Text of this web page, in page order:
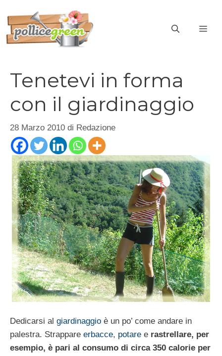
contenuto
Tenetevi in forma
con il giardinaggio
28 Marzo 2010 di Redazione
Dedicarsi al giardinaggio è un po’ come andare in
palestra. Strappare erbacce, potare e rastrellare, per
esempio, è pari al consumo di circa 350 calorie per